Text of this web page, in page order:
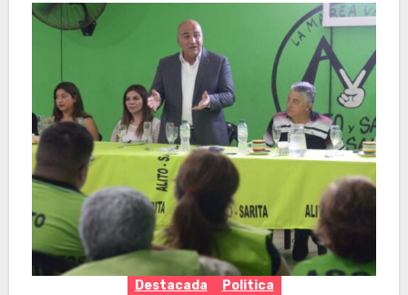
Destacada Politica